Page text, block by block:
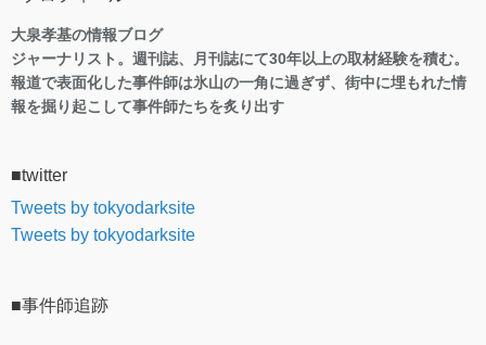
大泉孝基の情報ブログ
ジャーナリスト。週刊誌、月刊誌にて30年以上の取材経験を積む。
報道で表面化した事件師は氷山の一角に過ぎず、街中に埋もれた情
報を掘り起こして事件師たちを炙り出す
■twitter
Tweets by tokyodarksite
Tweets by tokyodarksite
■事件師追跡